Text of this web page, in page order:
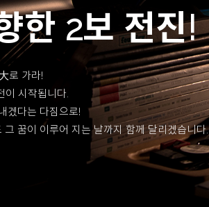
한 2보 전진!
로 가라!
이 시작됩니다.
겠다는 다짐으로!
꿈이 이루어 지는 날까지 함께 달리겠습니다.